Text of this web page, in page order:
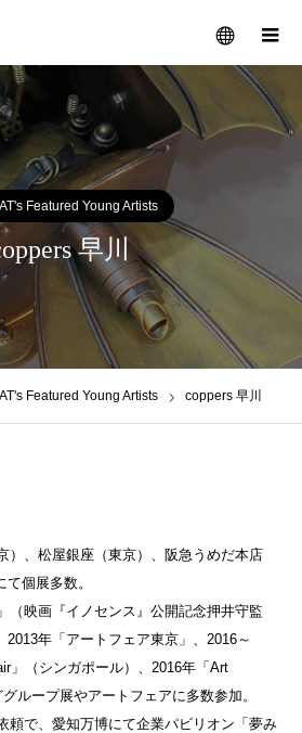
メニュー
Featured Young Artists
早川
Featured Young Artists coppers 早川
）、松屋銀座（東京）、阪急うめだ本店
て個展多数。
（映画『イノセンス』公開記念押井守監
年「アートフェア東京」、2016～
」（シンガポール）、2016年「Art
ループ展やアートフェアに多数参加。
頼で、愛知万博にて企業パビリオン「夢み